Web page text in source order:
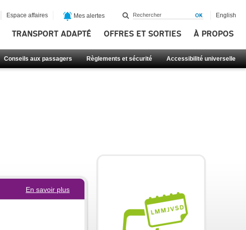
TRANSPORT ADAPTÉ OFFRES ET SORTIES À PROPOS
Conseils aux passagers Règlements et sécurité Accessibilité universelle
Espace affaires Mes alertes English
En savoir plus